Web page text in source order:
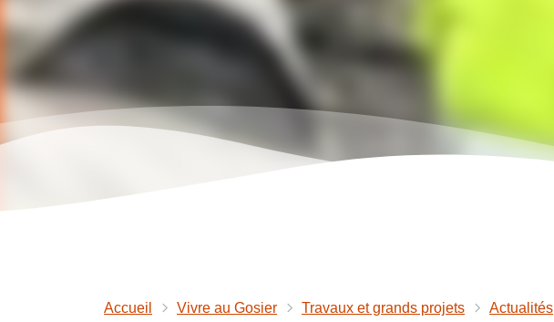
Accueil Vivre au Gosier Travaux et grands projets Actualités